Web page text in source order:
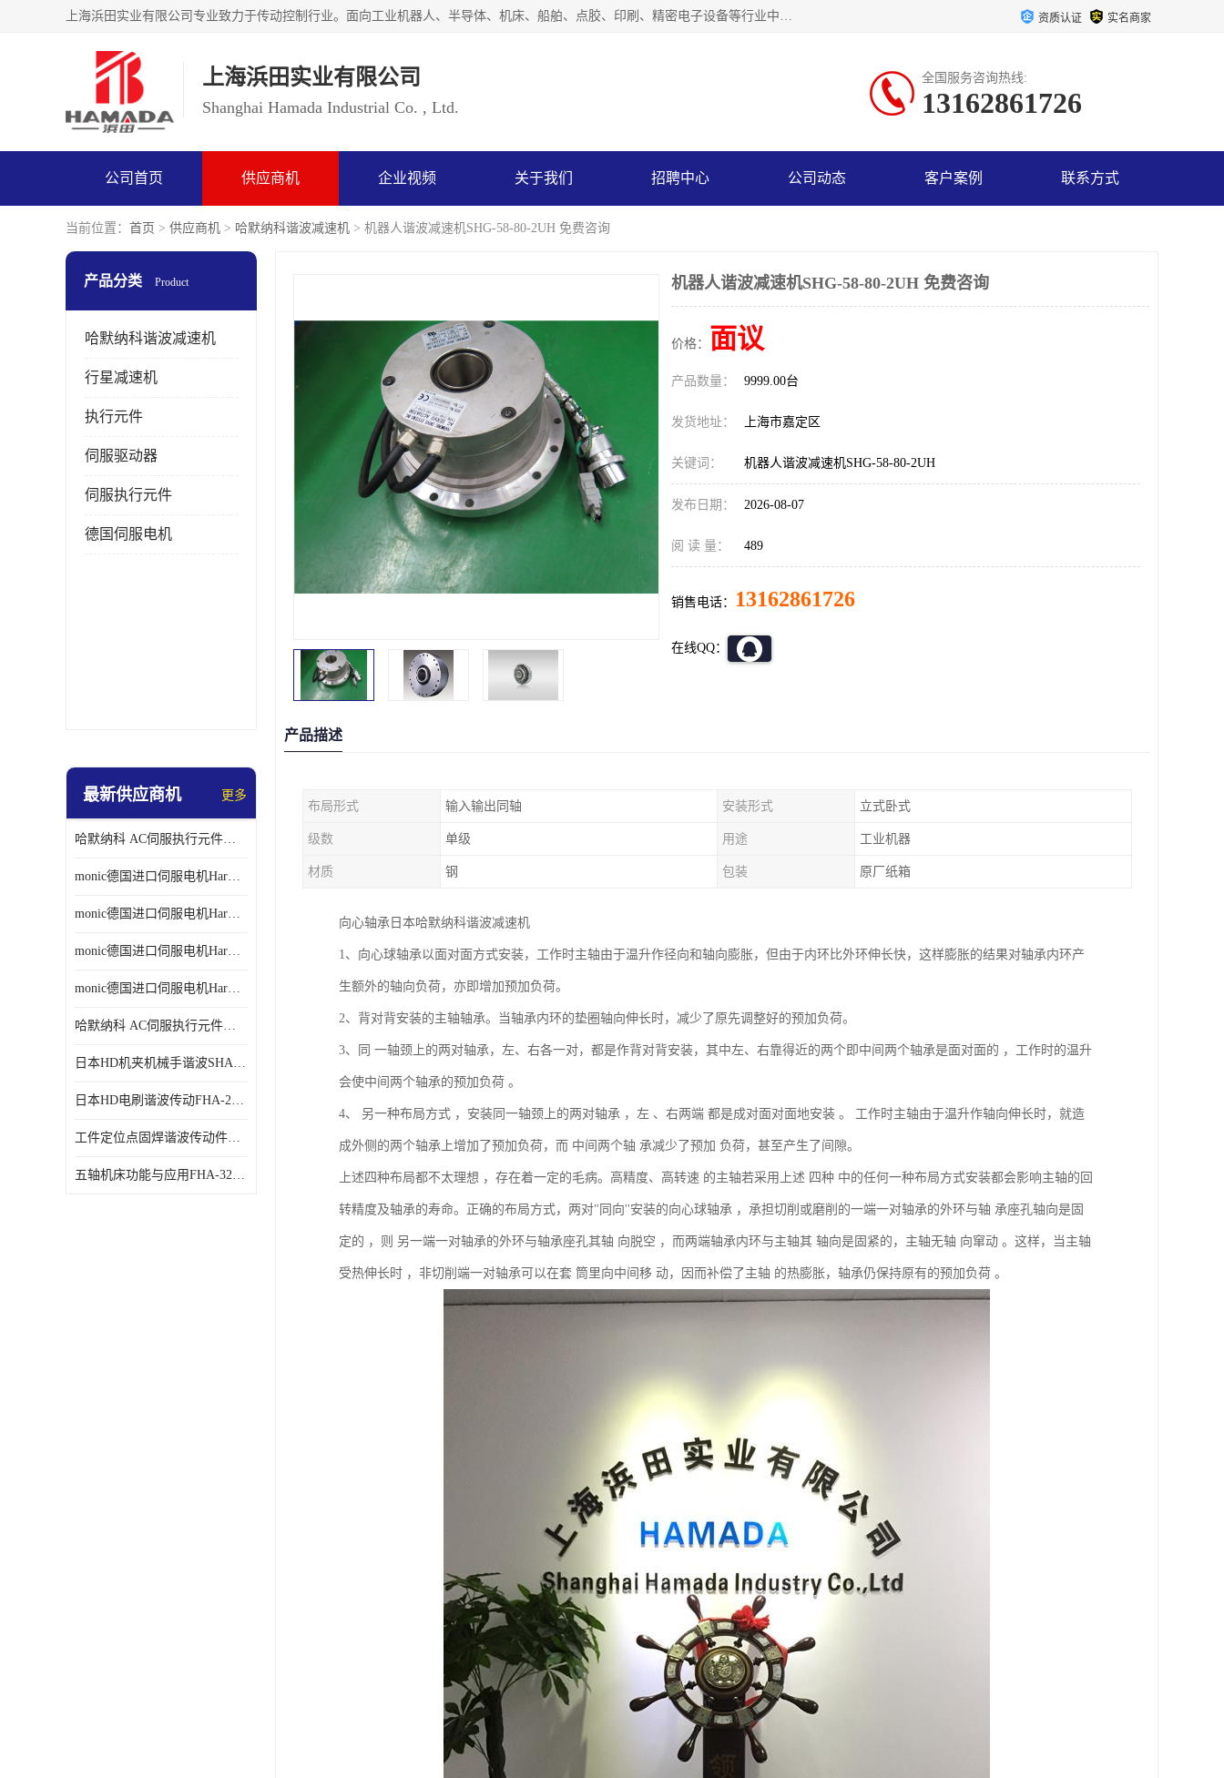
上海浜田实业有限公司专业致力于传动控制行业。面向工业机器人、半导体、机床、船舶、点胶、印刷、精密电子设备等行业中的运动控制技术。为日本哈默纳科（HarmonicDrive简称HD）中国地区定代理商，其生产的HarmonicDrive谐波减速机，具有轻量、小型、传动效率高、减速范围广、精度高等特点，被广泛应用于各种传动系统中。完善的技术，完善的售后，让您的选择无后顾之忧，欢迎您的来电洽谈！ 资质认证 实名商家
上海浜田实业有限公司
Shanghai Hamada Industrial Co. , Ltd.
全国服务咨询热线:
13162861726
公司首页 供应商机 企业视频 关于我们 招聘中心 公司动态 客户案例 联系方式
当前位置： 首页 > 供应商机 > 哈默纳科谐波减速机 > 机器人谐波减速机SHG-58-80-2UH 免费咨询
产品分类 Product
哈默纳科谐波减速机
行星减速机
执行元件
伺服驱动器
伺服执行元件
德国伺服电机
最新供应商机 更多
哈默纳科 AC伺服执行元件扁平型SHA系列 议价
monic德国进口伺服电机Har中国总代理单价
monic德国进口伺服电机Har中国总代理代理
monic德国进口伺服电机Har中国总代理公司
monic德国进口伺服电机Har中国总代理供应
哈默纳科 AC伺服执行元件扁平型SHA系列
日本HD机夹机械手谐波SHA32A120CG-B12B
日本HD电刷谐波传动FHA-25C-50-E250-C
工件定位点固焊谐波传动件哈默纳科CSF-45-100-2UH
五轴机床功能与应用FHA-32C-50-US250
机器人谐波减速机SHG-58-80-2UH 免费咨询
价格： 面议
产品数量： 9999.00台
发货地址： 上海市嘉定区
关键词： 机器人谐波减速机SHG-58-80-2UH
发布日期： 2026-08-07
阅 读 量： 489
销售电话： 13162861726
在线QQ：
产品描述
布局形式 输入输出同轴 安装形式 立式卧式
级数 单级 用途 工业机器
材质 钢 包装 原厂纸箱
向心轴承日本哈默纳科谐波减速机
1、向心球轴承以面对面方式安装，工作时主轴由于温升作径向和轴向膨胀，但由于内环比外环伸长快，这样膨胀的结果对轴承内环产
生额外的轴向负荷，亦即增加预加负荷。
2、背对背安装的主轴轴承。当轴承内环的垫圈轴向伸长时，减少了原先调整好的预加负荷。
3、同 一轴颈上的两对轴承，左、右各一对，都是作背对背安装，其中左、右靠得近的两个即中间两个轴承是面对面的 ，工作时的温升
会使中间两个轴承的预加负荷 。
4、 另一种布局方式 ，安装同一轴颈上的两对轴承 ，左 、右两端 都是成对面对面地安装 。 工作时主轴由于温升作轴向伸长时，就造
成外侧的两个轴承上增加了预加负荷，而 中间两个轴 承减少了预加 负荷，甚至产生了间隙。
上述四种布局都不太理想 ，存在着一定的毛病。高精度、高转速 的主轴若采用上述 四种 中的任何一种布局方式安装都会影响主轴的回
转精度及轴承的寿命。正确的布局方式，两对"同向''安装的向心球轴承 ，承担切削或磨削的一端一对轴承的外环与轴 承座孔轴向是固
定的 ，则 另一端一对轴承的外环与轴承座孔其轴 向脱空 ，而两端轴承内环与主轴其 轴向是固紧的，主轴无轴 向窜动 。这样，当主轴
受热伸长时 ，非切削端一对轴承可以在套 筒里向中间移 动，因而补偿了主轴 的热膨胀，轴承仍保持原有的预加负荷 。